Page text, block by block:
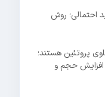
احتمالی؛ روش
پروتئین هستند؛
حجم و